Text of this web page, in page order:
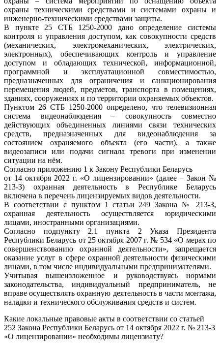
охраны техническими средствами и системами охраны и
инженерно-техническими средствами защиты.
В пункте 25 СТБ 1250-2000 дано определение системы
контроля и управления доступом, как совокупности средств
(механических, электромеханических, электрических,
электронных), обеспечивающих контроль и управление
доступом и обладающих технической, информационной,
программной и эксплуатационной совместимостью,
предназначенных для ограничения и санкционирования
перемещения людей, предметов, транспорта в помещениях,
зданиях, сооружениях и по территории охраняемых объектов.
Пунктом 26 СТБ 1250-2000 определено, что телевизионная
система видеонаблюдения – совокупность совместно
действующих объединенных линиями связи технических
средств, предназначенных для видеонаблюдения за
состоянием охраняемого объекта (его части), а также
видеозаписи или подачи сигнала тревоги при изменении
ситуации на нём.
Согласно приложению 1 к Закону Республики Беларусь
от 14 октября 2022 г. «О лицензировании» (далее – Закон №
213-З) охранная деятельность в Республике Беларусь
включена в перечень лицензируемых видов деятельности.
В соответствии с пунктом 1 статьи 249 Закона № 213-З,
охранная деятельность осуществляется юридическими
лицами, иностранными организациями.
Согласно подпункту 2.1 пункта 2 Указа Президента
Республики Беларусь от 25 октября 2007 г. № 534 «О мерах по
совершенствованию охранной деятельности», запрещается
оказание услуг в сфере охранной деятельности физическими
лицами, в том числе индивидуальными предпринимателями.
Учитывая вышеизложенное и руководствуясь нормами
законодательства, индивидуальный предприниматель, не
вправе осуществлять охранную деятельность в части монтажа,
наладки и технического обслуживания средств и систем.
Какие локальные правовые акты в соответствии со статьей
252 Закона Республики Беларусь от 14 октября 2022 г. № 213-3
«О лицензировании» необходимы лицензиату?